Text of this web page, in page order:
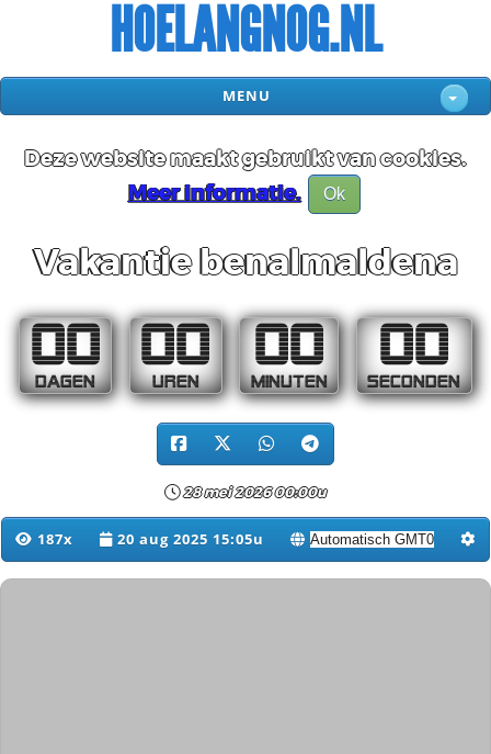
HOELANGNOG.NL
MENU
Deze website maakt gebruikt van cookies.
Meer informatie.
Ok
Vakantie benalmaldena
00
DAGEN
00
UREN
00
MINUTEN
00
SECONDEN
28 mei 2026 00:00u
187x 20 aug 2025 15:05u